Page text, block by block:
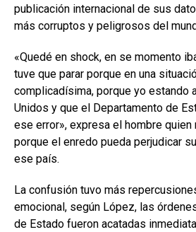
publicación internacional de sus
más corruptos y peligrosos del
«Quedé en shock, en se momento
tuve que parar porque en una
complicadísima, porque yo estando
Unidos y que el Departamento de
ese error», expresa el hombre
porque el enredo pueda perjudicar
ese país.
La confusión tuvo más
emocional, según López, las
de Estado fueron acatadas